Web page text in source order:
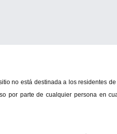
no está destinada a los residentes
por parte de cualquier persona en